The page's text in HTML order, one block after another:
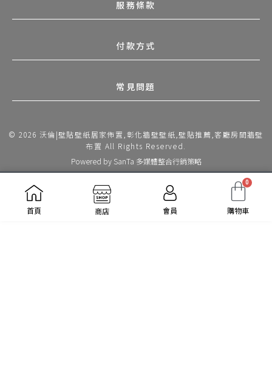
服務條款
付款方式
常見問題
© 2026 沃倫|壁貼壁紙居家佈置,彰化牆壁壁紙,壁貼推薦,客廳房間牆壁
布置 All Rights Reserved.
Powered by SanTa 多媒體整合行銷策略
首頁 商店 會員
0
購物車